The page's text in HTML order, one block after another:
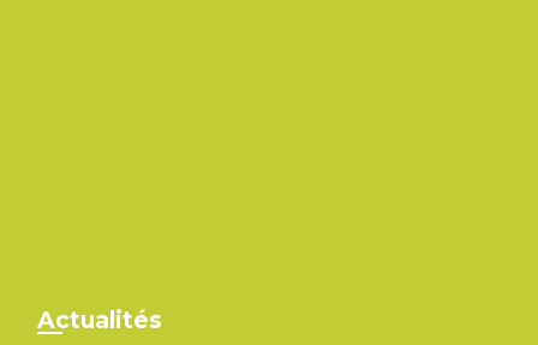
Actualités